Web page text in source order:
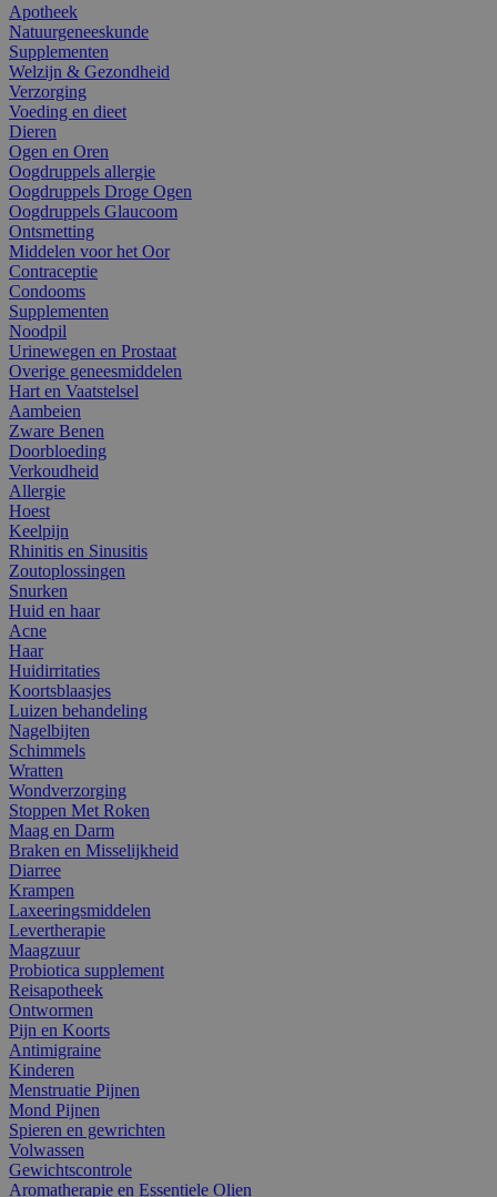
Apotheek
Natuurgeneeskunde
Supplementen
Welzijn & Gezondheid
Verzorging
Voeding en dieet
Dieren
Ogen en Oren
Oogdruppels allergie
Oogdruppels Droge Ogen
Oogdruppels Glaucoom
Ontsmetting
Middelen voor het Oor
Contraceptie
Condooms
Supplementen
Noodpil
Urinewegen en Prostaat
Overige geneesmiddelen
Hart en Vaatstelsel
Aambeien
Zware Benen
Doorbloeding
Verkoudheid
Allergie
Hoest
Keelpijn
Rhinitis en Sinusitis
Zoutoplossingen
Snurken
Huid en haar
Acne
Haar
Huidirritaties
Koortsblaasjes
Luizen behandeling
Nagelbijten
Schimmels
Wratten
Wondverzorging
Stoppen Met Roken
Maag en Darm
Braken en Misselijkheid
Diarree
Krampen
Laxeeringsmiddelen
Levertherapie
Maagzuur
Probiotica supplement
Reisapotheek
Ontwormen
Pijn en Koorts
Antimigraine
Kinderen
Menstruatie Pijnen
Mond Pijnen
Spieren en gewrichten
Volwassen
Gewichtscontrole
Aromatherapie en Essentiele Olien